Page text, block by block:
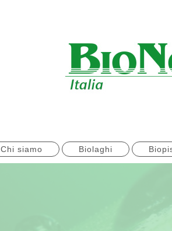
Chi siamo Biolaghi